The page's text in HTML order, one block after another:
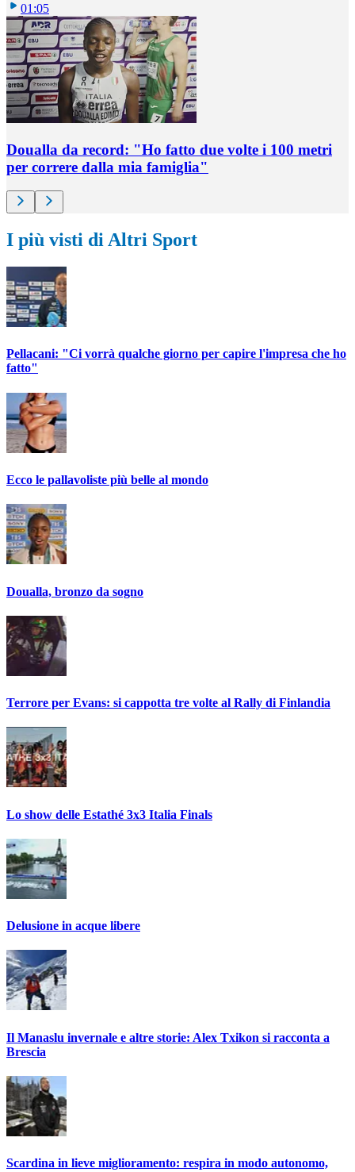
01:05
Doualla da record: "Ho fatto due volte i 100 metri
per correre dalla mia famiglia"
I più visti di Altri Sport
Pellacani: "Ci vorrà qualche giorno per capire l'impresa che ho
fatto"
Ecco le pallavoliste più belle al mondo
Doualla, bronzo da sogno
Terrore per Evans: si cappotta tre volte al Rally di Finlandia
Lo show delle Estathé 3x3 Italia Finals
Delusione in acque libere
Il Manaslu invernale e altre storie: Alex Txikon si racconta a
Brescia
Scardina in lieve miglioramento: respira in modo autonomo,